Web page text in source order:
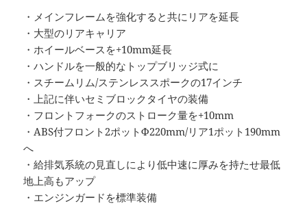
・メインフレームを強化すると共にリアを延長
・大型のリアキャリア
・ホイールベースを+10mm延長
・ハンドルを一般的なトップブリッジ式に
・スチームリム/ステンレススポークの17インチ
・上記に伴いセミブロックタイヤの装備
・フロントフォークのストローク量を+10mm
・ABS付フロント2ポットΦ220mm/リア1ポット190mm
へ
・給排気系統の見直しにより低中速に厚みを持たせ最低
地上高もアップ
・エンジンガードを標準装備